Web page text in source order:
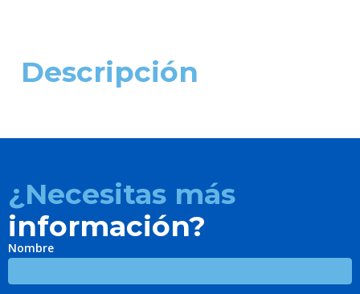
Descripción
¿Necesitas más
información?
Nombre